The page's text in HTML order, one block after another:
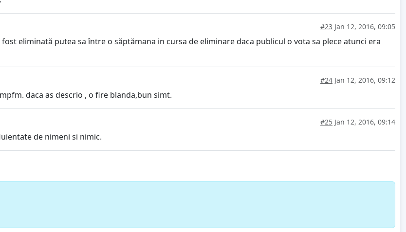
#23 Jan 12, 2016, 09:05
eliminată putea sa între o săptămana in cursa de eliminare daca publicul o vota sa plece atunci era
#24 Jan 12, 2016, 09:12
daca as descrio , o fire blanda,bun simt.
#25 Jan 12, 2016, 09:14
de nimeni si nimic.